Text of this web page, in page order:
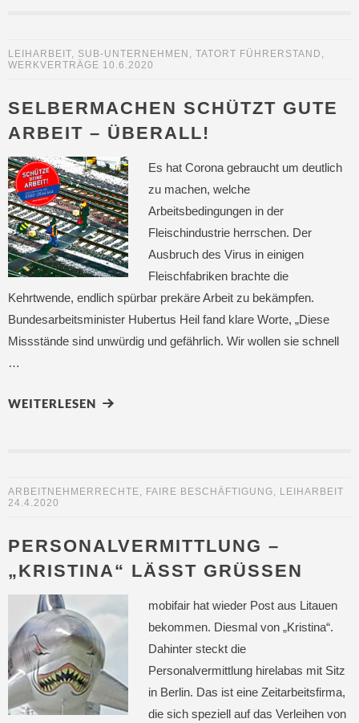
LEIHARBEIT, SUB-UNTERNEHMEN , TATORT FÜHRERSTAND ,
WERKVERTRÄGE 10.6.2020
SELBERMACHEN SCHÜTZT GUTE
ARBEIT – ÜBERALL!
Es hat Corona gebraucht um deutlich
zu machen, welche
Arbeitsbedingungen in der
Fleischindustrie herrschen. Der
Ausbruch des Virus in einigen
Fleischfabriken brachte die
Kehrtwende, endlich spürbar prekäre Arbeit zu bekämpfen.
Bundesarbeitsminister Hubertus Heil fand klare Worte, „Diese
Missstände sind unwürdig und gefährlich. Wir wollen sie schnell
…
WEITERLESEN
ARBEITNEHMERRECHTE, FAIRE BESCHÄFTIGUNG, LEIHARBEIT
24.4.2020
PERSONALVERMITTLUNG –
„KRISTINA“ LÄSST GRÜSSEN
mobifair hat wieder Post aus Litauen
bekommen. Diesmal von „Kristina“.
Dahinter steckt die
Personalvermittlung hirelabas mit Sitz
in Berlin. Das ist eine Zeitarbeitsfirma,
die sich speziell auf das Verleihen von